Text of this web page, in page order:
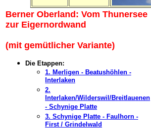
Berner Oberland: Vom Thunersee
zur Eigernordwand
(mit gemütlicher Variante)
Die Etappen:
1. Merligen - Beatushöhlen -
Interlaken
2.
Interlaken/Wilderswil/Breitlauenen
- Schynige Platte
3. Schynige Platte - Faulhorn -
First / Grindelwald